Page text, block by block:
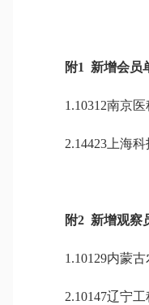
附1 新增会员
1.10312南京医
2.14423上海科
附2 新增观察
1.10129内蒙
2.10147辽宁工